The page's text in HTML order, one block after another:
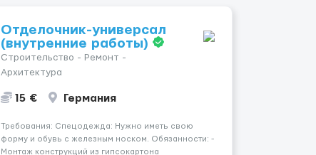
Отделочник-универсал
(внутренние работы)
Строительство - Ремонт -
Архитектура
15 € Германия
Требования: Спецодежда: Нужно иметь свою
форму и обувь с железным носком. Обязанности: -
Монтаж конструкций из гипсокартона